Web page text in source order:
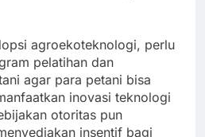
agroekoteknologi, perlu
pelatihan dan
agar para petani bisa
inovasi teknologi
otoritas pun
insentif bagi